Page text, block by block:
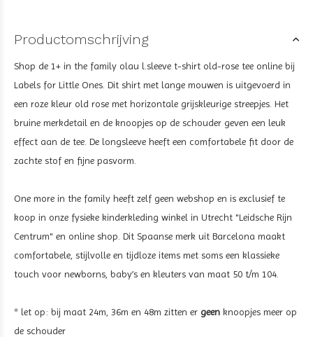
Productomschrijving
Shop de 1+ in the family olau l.sleeve t-shirt old-rose tee online bij
Labels for Little Ones. Dit shirt met lange mouwen is uitgevoerd in
een roze kleur old rose met horizontale grijskleurige streepjes. Het
bruine merkdetail en de knoopjes op de schouder geven een leuk
effect aan de tee. De longsleeve heeft een comfortabele fit door de
zachte stof en fijne pasvorm.
One more in the family heeft zelf geen webshop en is exclusief te
koop in onze fysieke kinderkleding winkel in Utrecht "Leidsche Rijn
Centrum" en online shop. Dit Spaanse merk uit Barcelona maakt
comfortabele, stijlvolle en tijdloze items met soms een klassieke
touch voor newborns, baby’s en kleuters van maat 50 t/m 104.
* let op: bij maat 24m, 36m en 48m zitten er geen knoopjes meer op
de schouder